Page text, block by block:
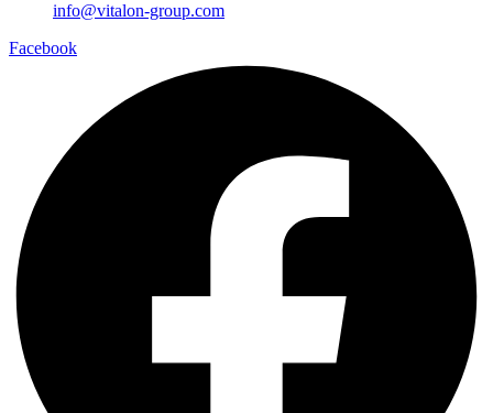
info@vitalon-group.com
Facebook